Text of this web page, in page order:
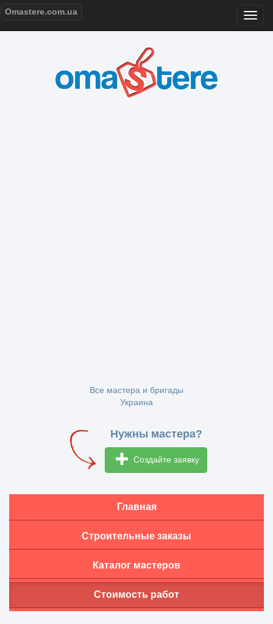
Omastere.com.ua
Все мастера и бригады
Украина
Нужны мастера?
Создайте заявку
Главная
Строительные заказы
Каталог мастеров
Стоимость работ